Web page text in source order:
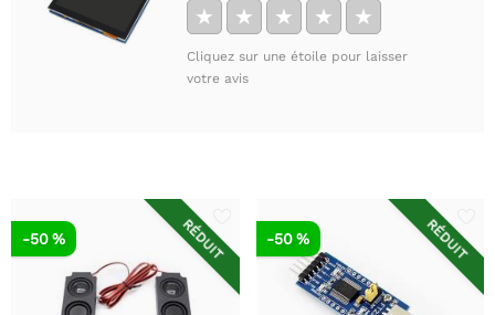
★ ★ ★ ★ ★
Cliquez sur une étoile pour laisser
votre avis
RÉDUIT
-50 % RÉDUIT
-50 %